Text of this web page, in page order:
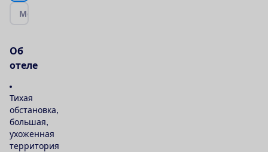
Ме
Об
отеле
Тихая
обстановка,
большая,
ухоженная
территория